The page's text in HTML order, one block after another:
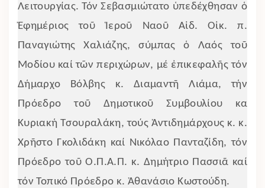
Λειτουργίας. Τόν Σεβασμιώτατο ὑπεδέχθησαν ὁ
Ἐφημέριος τοῦ Ἱεροῦ Ναοῦ Αἰδ. Οἰκ. π.
Παναγιώτης Χαλιάζης, σύμπας ὁ Λαός τοῦ
Μοδίου καί τῶν περιχώρων, μέ ἐπικεφαλῆς τόν
Δήμαρχο Βόλβης κ. Διαμαντῆ Λιάμα, τήν
Πρόεδρο τοῦ Δημοτικοῦ Συμβουλίου κα
Κυριακή Τσουραλάκη, τούς Ἀντιδημάρχους κ. κ.
Χρῆστο Γκολιδάκη καί Νικόλαο Πανταζίδη, τόν
Πρόεδρο τοῦ Ο.Π.Α.Π. κ. Δημήτριο Πασσιᾶ καί
τόν Τοπικό Πρόεδρο κ. Ἀθανάσιο Κωστούδη.